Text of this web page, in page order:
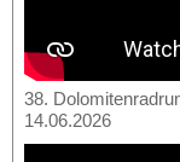
38.
14.06.2026